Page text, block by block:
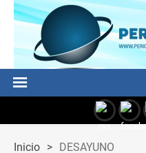
Inicio > DESAYUNO